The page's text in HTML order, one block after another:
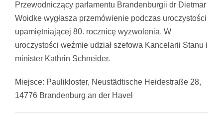
Przewodniczący parlamentu Brandenburgii dr Dietmar
Woidke wygłasza przemówienie podczas uroczystości
upamiętniającej 80. rocznicę wyzwolenia. W
uroczystości weźmie udział szefowa Kancelarii Stanu i
minister Kathrin Schneider.
Miejsce: Paulikloster, Neustädtische Heidestraße 28,
14776 Brandenburg an der Havel